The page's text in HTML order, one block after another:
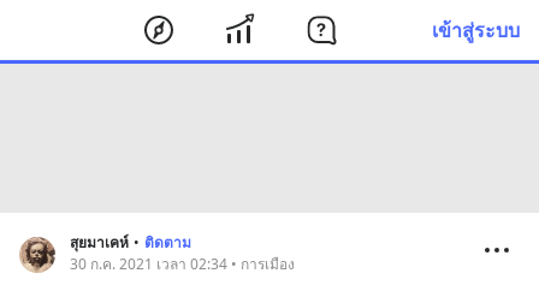
เข้าสู่ระบบ
สุยมาเคห์ • ติดตาม
30 ก.ค. 2021 เวลา 02:34 • การเมือง